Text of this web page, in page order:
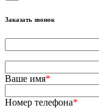
Заказать звонок
Ваше имя*
Номер телефона*